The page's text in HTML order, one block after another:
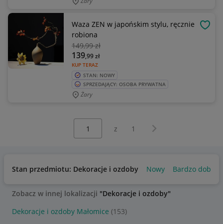
Waza ZEN w japońskim stylu, ręcznie
robiona
149,99 zł
KUP TERAZ
139,99zł
STAN: NOWY
SPRZEDAJĄCY: OSOBA PRYWATNA
Żary
z 1 Następna strona
Stan przedmiotu: Dekoracje i ozdoby Nowy Bardzo dobry
Zobacz w innej lokalizacji "Dekoracje i ozdoby"
Dekoracje i ozdoby Małomice (153)